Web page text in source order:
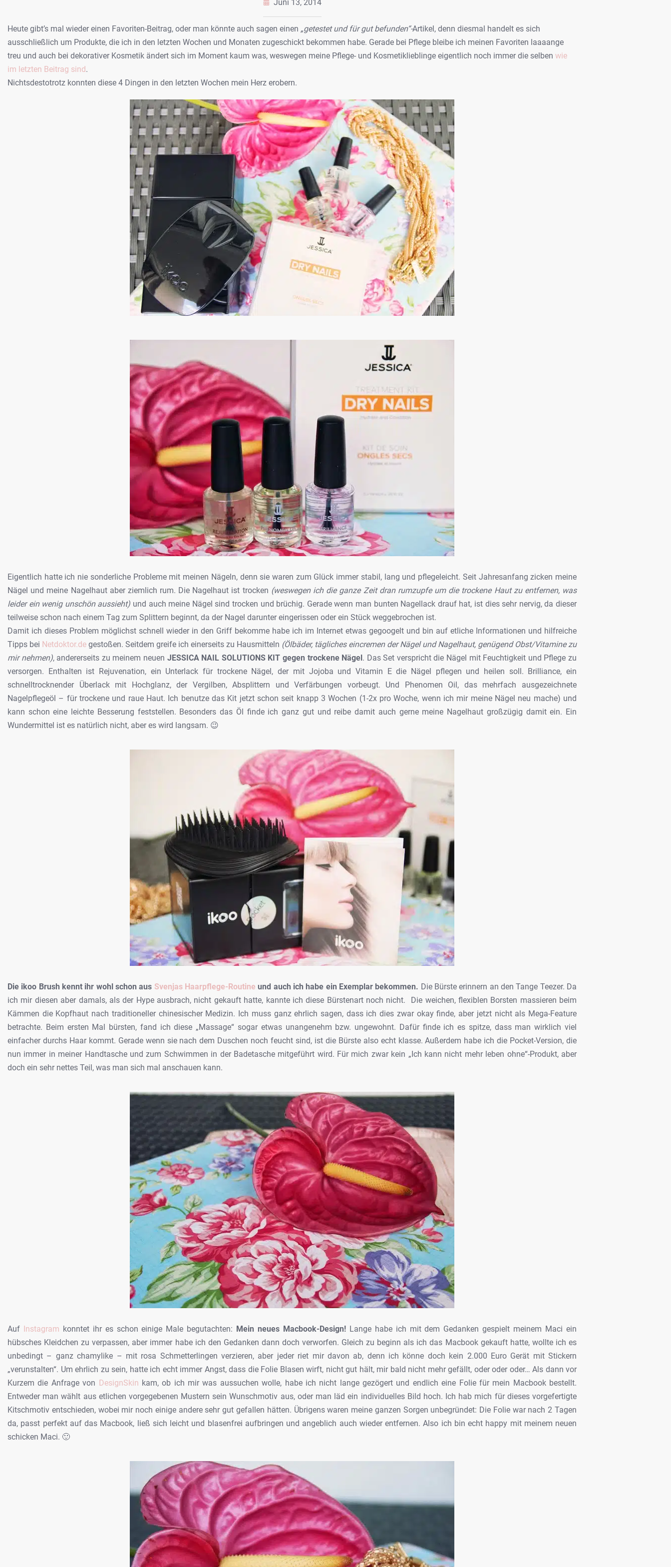
Juni 13, 2014
Heute gibt’s mal wieder einen Favoriten-Beitrag, oder man könnte auch sagen einen „getestet und für gut befunden“-Artikel, denn diesmal handelt es sich
ausschließlich um Produkte, die ich in den letzten Wochen und Monaten zugeschickt bekommen habe. Gerade bei Pflege bleibe ich meinen Favoriten laaaange
treu und auch bei dekorativer Kosmetik ändert sich im Moment kaum was, weswegen meine Pflege- und Kosmetiklieblinge eigentlich noch immer die selben wie
im letzten Beitrag sind.
Nichtsdestotrotz konnten diese 4 Dingen in den letzten Wochen mein Herz erobern.
Eigentlich hatte ich nie sonderliche Probleme mit meinen Nägeln, denn sie waren zum Glück immer stabil, lang und pflegeleicht. Seit Jahresanfang zicken meine
Nägel und meine Nagelhaut aber ziemlich rum. Die Nagelhaut ist trocken (weswegen ich die ganze Zeit dran rumzupfe um die trockene Haut zu entfernen, was
leider ein wenig unschön aussieht) und auch meine Nägel sind trocken und brüchig. Gerade wenn man bunten Nagellack drauf hat, ist dies sehr nervig, da dieser
teilweise schon nach einem Tag zum Splittern beginnt, da der Nagel darunter eingerissen oder ein Stück weggebrochen ist.
Damit ich dieses Problem möglichst schnell wieder in den Griff bekomme habe ich im Internet etwas gegoogelt und bin auf etliche Informationen und hilfreiche
Tipps bei Netdoktor.de gestoßen. Seitdem greife ich einerseits zu Hausmitteln (Ölbäder, tägliches eincremen der Nägel und Nagelhaut, genügend Obst/Vitamine zu
mir nehmen), andererseits zu meinem neuen JESSICA NAIL SOLUTIONS KIT gegen trockene Nägel . Das Set verspricht die Nägel mit Feuchtigkeit und Pflege zu
versorgen. Enthalten ist Rejuvenation, ein Unterlack für trockene Nägel, der mit Jojoba und Vitamin E die Nägel pflegen und heilen soll. Brilliance, ein
schnelltrocknender Überlack mit Hochglanz, der Vergilben, Absplittern und Verfärbungen vorbeugt. Und Phenomen Oil, das mehrfach ausgezeichnete
Nagelpflegeöl – für trockene und raue Haut. Ich benutze das Kit jetzt schon seit knapp 3 Wochen (1-2x pro Woche, wenn ich mir meine Nägel neu mache) und
kann schon eine leichte Besserung feststellen. Besonders das Öl finde ich ganz gut und reibe damit auch gerne meine Nagelhaut großzügig damit ein. Ein
Wundermittel ist es natürlich nicht, aber es wird langsam. 😉
Die ikoo Brush kennt ihr wohl schon aus Svenjas Haarpflege-Routine und auch ich habe ein Exemplar bekommen. Die Bürste erinnern an den Tange Teezer. Da
ich mir diesen aber damals, als der Hype ausbrach, nicht gekauft hatte, kannte ich diese Bürstenart noch nicht. Die weichen, flexiblen Borsten massieren beim
Kämmen die Kopfhaut nach traditioneller chinesischer Medizin. Ich muss ganz ehrlich sagen, dass ich dies zwar okay finde, aber jetzt nicht als Mega-Feature
betrachte. Beim ersten Mal bürsten, fand ich diese „Massage“ sogar etwas unangenehm bzw. ungewohnt. Dafür finde ich es spitze, dass man wirklich viel
einfacher durchs Haar kommt. Gerade wenn sie nach dem Duschen noch feucht sind, ist die Bürste also echt klasse. Außerdem habe ich die Pocket-Version, die
nun immer in meiner Handtasche und zum Schwimmen in der Badetasche mitgeführt wird. Für mich zwar kein „Ich kann nicht mehr leben ohne“-Produkt, aber
doch ein sehr nettes Teil, was man sich mal anschauen kann.
Auf Instagram konntet ihr es schon einige Male begutachten: Mein neues Macbook-Design!Lange habe ich mit dem Gedanken gespielt meinem Maci ein
hübsches Kleidchen zu verpassen, aber immer habe ich den Gedanken dann doch verworfen. Gleich zu beginn als ich das Macbook gekauft hatte, wollte ich es
unbedingt – ganz chamylike – mit rosa Schmetterlingen verzieren, aber jeder riet mir davon ab, denn ich könne doch kein 2.000 Euro Gerät mit Stickern
„verunstalten“. Um ehrlich zu sein, hatte ich echt immer Angst, dass die Folie Blasen wirft, nicht gut hält, mir bald nicht mehr gefällt, oder oder oder… Als dann vor
Kurzem die Anfrage von DesignSkin kam, ob ich mir was aussuchen wolle, habe ich nicht lange gezögert und endlich eine Folie für mein Macbook bestellt.
Entweder man wählt aus etlichen vorgegebenen Mustern sein Wunschmotiv aus, oder man läd ein individuelles Bild hoch. Ich hab mich für dieses vorgefertigte
Kitschmotiv entschieden, wobei mir noch einige andere sehr gut gefallen hätten. Übrigens waren meine ganzen Sorgen unbegründet: Die Folie war nach 2 Tagen
da, passt perfekt auf das Macbook, ließ sich leicht und blasenfrei aufbringen und angeblich auch wieder entfernen. Also ich bin echt happy mit meinem neuen
schicken Maci. 🙂